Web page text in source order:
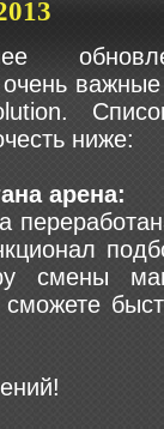
ниже:
арена:
смены